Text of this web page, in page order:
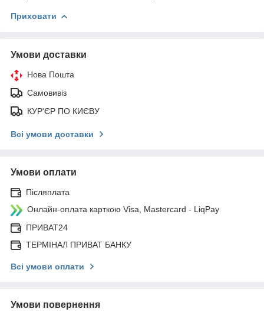
Приховати
Умови доставки
Нова Пошта
Самовивіз
КУР'ЄР ПО КИЄВУ
Всі умови доставки
Умови оплати
Післяплата
Онлайн-оплата карткою Visa, Mastercard - LiqPay
ПРИВАТ24
ТЕРМІНАЛ ПРИВАТ БАНКУ
Всі умови оплати
Умови повернення